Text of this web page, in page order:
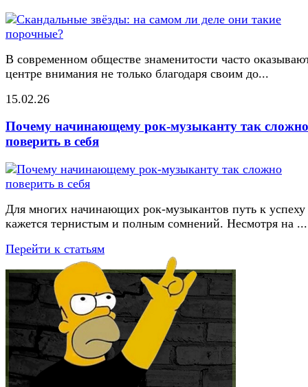
В современном обществе знаменитости часто
центре внимания не только благодаря своим до...
15.02.26
Почему начинающему рок-музыканту так сложно
поверить в себя
Для многих начинающих рок-музыкантов путь к успеху
кажется тернистым и полным сомнений. Несмотря на ...
Перейти к статьям